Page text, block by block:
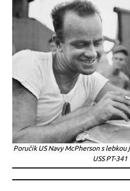
Poručík US Navy McPherson s
USS PT-341